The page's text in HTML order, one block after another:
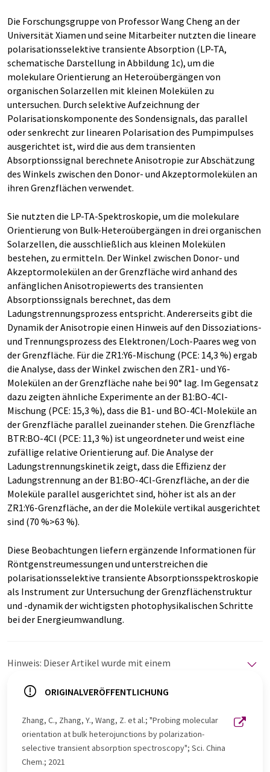
Die Forschungsgruppe von Professor Wang Cheng an der
Universität Xiamen und seine Mitarbeiter nutzten die lineare
polarisationsselektive transiente Absorption (LP-TA,
schematische Darstellung in Abbildung 1c), um die
molekulare Orientierung an Heteroübergängen von
organischen Solarzellen mit kleinen Molekülen zu
untersuchen. Durch selektive Aufzeichnung der
Polarisationskomponente des Sondensignals, das parallel
oder senkrecht zur linearen Polarisation des Pumpimpulses
ausgerichtet ist, wird die aus dem transienten
Absorptionssignal berechnete Anisotropie zur Abschätzung
des Winkels zwischen den Donor- und Akzeptormolekülen an
ihren Grenzflächen verwendet.
Sie nutzten die LP-TA-Spektroskopie, um die molekulare
Orientierung von Bulk-Heteroübergängen in drei organischen
Solarzellen, die ausschließlich aus kleinen Molekülen
bestehen, zu ermitteln. Der Winkel zwischen Donor- und
Akzeptormolekülen an der Grenzfläche wird anhand des
anfänglichen Anisotropiewerts des transienten
Absorptionssignals berechnet, das dem
Ladungstrennungsprozess entspricht. Andererseits gibt die
Dynamik der Anisotropie einen Hinweis auf den Dissoziations-
und Trennungsprozess des Elektronen/Loch-Paares weg von
der Grenzfläche. Für die ZR1:Y6-Mischung (PCE: 14,3 %) ergab
die Analyse, dass der Winkel zwischen den ZR1- und Y6-
Molekülen an der Grenzfläche nahe bei 90° lag. Im Gegensatz
dazu zeigten ähnliche Experimente an der B1:BO-4Cl-
Mischung (PCE: 15,3 %), dass die B1- und BO-4Cl-Moleküle an
der Grenzfläche parallel zueinander stehen. Die Grenzfläche
BTR:BO-4Cl (PCE: 11,3 %) ist ungeordneter und weist eine
zufällige relative Orientierung auf. Die Analyse der
Ladungstrennungskinetik zeigt, dass die Effizienz der
Ladungstrennung an der B1:BO-4Cl-Grenzfläche, an der die
Moleküle parallel ausgerichtet sind, höher ist als an der
ZR1:Y6-Grenzfläche, an der die Moleküle vertikal ausgerichtet
sind (70 %>63 %).
Diese Beobachtungen liefern ergänzende Informationen für
Röntgenstreumessungen und unterstreichen die
polarisationsselektive transiente Absorptionsspektroskopie
als Instrument zur Untersuchung der Grenzflächenstruktur
und -dynamik der wichtigsten photophysikalischen Schritte
bei der Energieumwandlung.
Hinweis: Dieser Artikel wurde mit einem
LUMITOS bietet diese automatischen Übersetzungen
Nachrichten zu präsentieren. Da dieser Artikel mit
automatischer Übersetzung übersetzt wurde, ist es
möglich, dass er Fehler im Vokabular, in der Syntax oder
in der Grammatik enthält. Den ursprünglichen Artikel in
ORIGINALVERÖFFENTLICHUNG
Zhang, C., Zhang, Y., Wang, Z. et al.; "Probing molecular
orientation at bulk heterojunctions by polarization-
selective transient absorption spectroscopy"; Sci. China
Chem.; 2021